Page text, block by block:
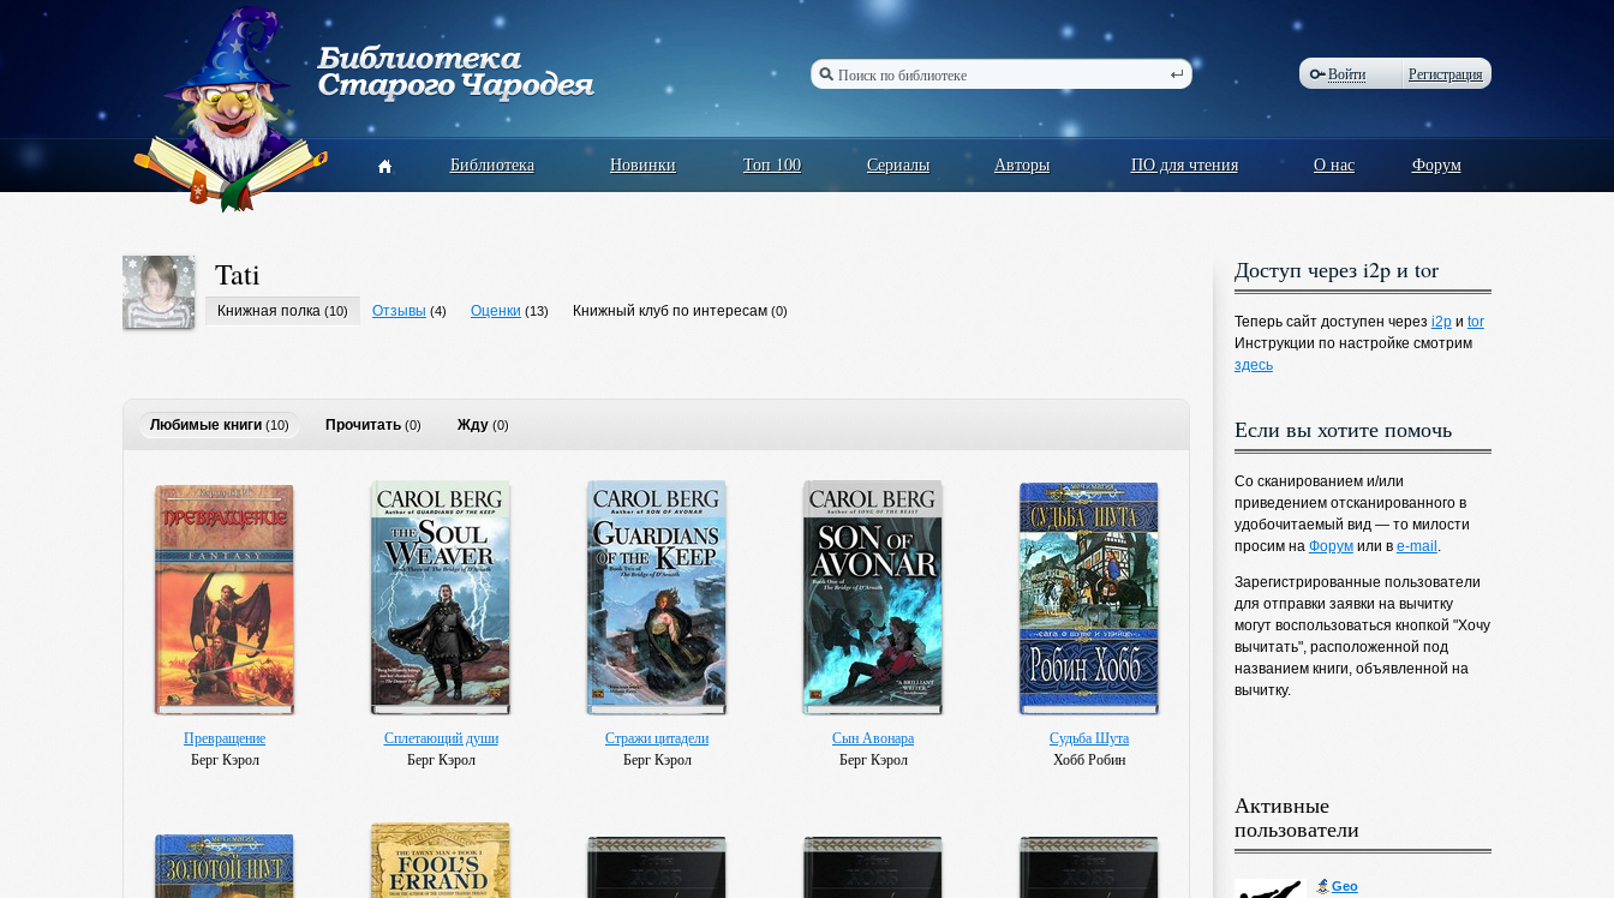
Библиотека Новинки Топ 100 Сериалы Авторы ПО для чтения О нас Форум
Войти Регистрация
Tati
Книжная полка (10) Отзывы (4) Оценки (13) Книжный клуб по интересам (0)
Любимые книги (10) Прочитать (0) Жду (0)
Превращение
Берг Кэрол
Сплетающий души
Берг Кэрол
Стражи цитадели
Берг Кэрол
Сын Авонара
Берг Кэрол
Судьба Шута
Хобб Робин
Доступ через i2p и tor
Теперь сайт доступен через i2pи tor
Инструкции по настройке смотрим
здесь
Если вы хотите помочь
Со сканированием и/или
приведением отсканированного в
удобочитаемый вид — то милости
просим на Форумили в e-mail .
Зарегистрированные пользователи
для отправки заявки на вычитку
могут воспользоваться кнопкой "Хочу
вычитать", расположенной под
названием книги, объявленной на
вычитку.
Активные
пользователи
Geo